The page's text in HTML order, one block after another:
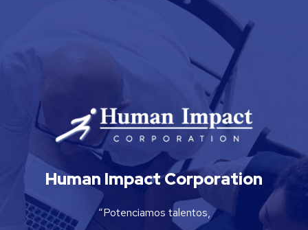
Human Impact Corporation
“Potenciamos talentos,